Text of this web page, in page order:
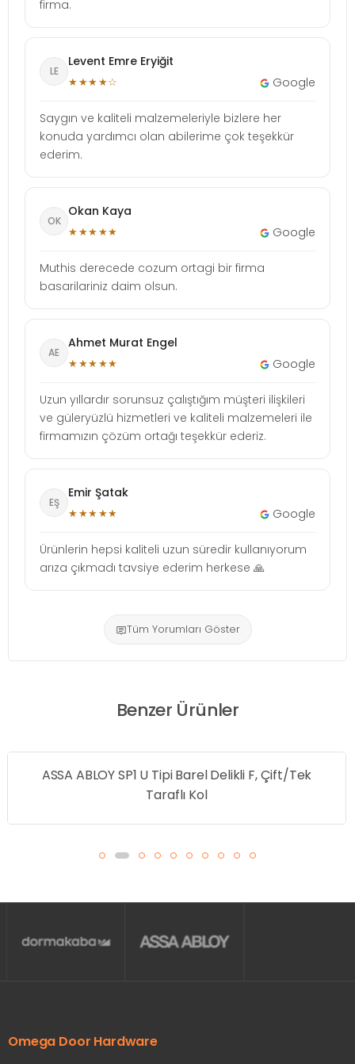
firma.
LE
Levent Emre Eryiğit
★★★★☆ Google
Saygın ve kaliteli malzemeleriyle bizlere her
konuda yardımcı olan abilerime çok teşekkür
ederim.
OK
Okan Kaya
★★★★★ Google
Muthis derecede cozum ortagi bir firma
basarilariniz daim olsun.
AE
Ahmet Murat Engel
★★★★★ Google
Uzun yıllardır sorunsuz çalıştığım müşteri ilişkileri
ve güleryüzlü hizmetleri ve kaliteli malzemeleri ile
firmamızın çözüm ortağı teşekkür ederiz.
EŞ
Emir Şatak
★★★★★ Google
Ürünlerin hepsi kaliteli uzun süredir kullanıyorum
arıza çıkmadı tavsiye ederim herkese 🙏
Tüm Yorumları Göster
Benzer Ürünler
ASSA ABLOY SP1 U Tipi Barel Delikli F, Çift/Tek
Taraflı Kol
Omega Door Hardware